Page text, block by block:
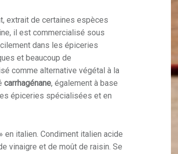
extrait de certaines espèces
il est commercialisé sous
dans les épiceries
et beaucoup de
comme alternative végétal à la
carrhagénane, également à base
épiceries spécialisées et en
en italien. Condiment italien acide
vinaigre et de moût de raisin. Se